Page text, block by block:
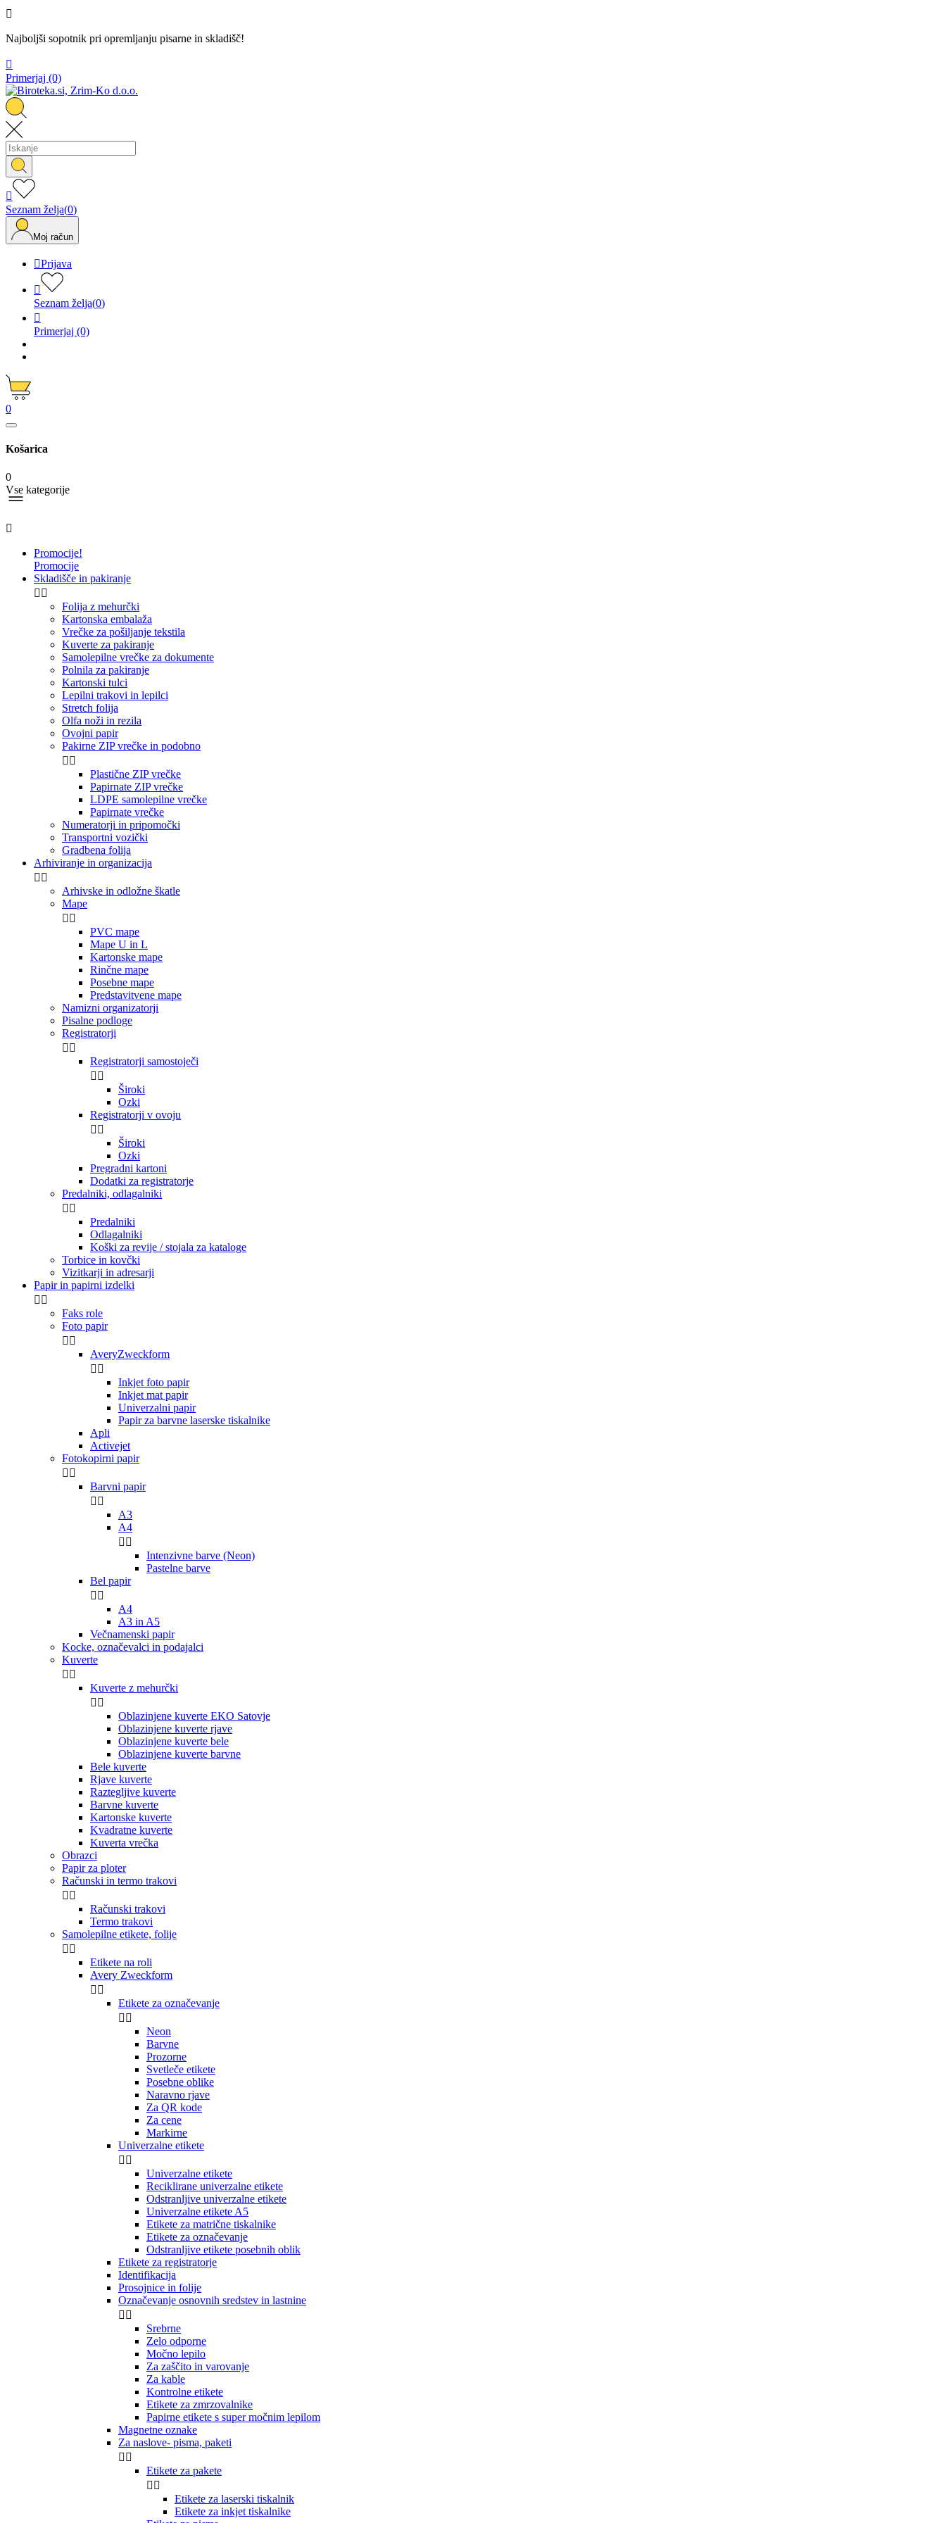

Najboljši sopotnik pri opremljanju pisarne in skladišč!

Primerjaj (0)

Seznam želja(0)
Moj račun
Prijava

Seznam želja(0)

Primerjaj (0)
0
Košarica
0
Vse kategorije

Promocije!
Promocije
Skladišče in pakiranje
 
Folija z mehurčki
Kartonska embalaža
Vrečke za pošiljanje tekstila
Kuverte za pakiranje
Samolepilne vrečke za dokumente
Polnila za pakiranje
Kartonski tulci
Lepilni trakovi in lepilci
Stretch folija
Olfa noži in rezila
Ovojni papir
Pakirne ZIP vrečke in podobno
 
Plastične ZIP vrečke
Papirnate ZIP vrečke
LDPE samolepilne vrečke
Papirnate vrečke
Numeratorji in pripomočki
Transportni vozički
Gradbena folija
Arhiviranje in organizacija
 
Arhivske in odložne škatle
Mape
 
PVC mape
Mape U in L
Kartonske mape
Rinčne mape
Posebne mape
Predstavitvene mape
Namizni organizatorji
Pisalne podloge
Registratorji
 
Registratorji samostoječi
 
Široki
Ozki
Registratorji v ovoju
 
Široki
Ozki
Pregradni kartoni
Dodatki za registratorje
Predalniki, odlagalniki
 
Predalniki
Odlagalniki
Koški za revije / stojala za kataloge
Torbice in kovčki
Vizitkarji in adresarji
Papir in papirni izdelki
 
Faks role
Foto papir
 
AveryZweckform
 
Inkjet foto papir
Inkjet mat papir
Univerzalni papir
Papir za barvne laserske tiskalnike
Apli
Activejet
Fotokopirni papir
 
Barvni papir
 
A3
A4
 
Intenzivne barve (Neon)
Pastelne barve
Bel papir
 
A4
A3 in A5
Večnamenski papir
Kocke, označevalci in podajalci
Kuverte
 
Kuverte z mehurčki
 
Oblazinjene kuverte EKO Satovje
Oblazinjene kuverte rjave
Oblazinjene kuverte bele
Oblazinjene kuverte barvne
Bele kuverte
Rjave kuverte
Raztegljive kuverte
Barvne kuverte
Kartonske kuverte
Kvadratne kuverte
Kuverta vrečka
Obrazci
Papir za ploter
Računski in termo trakovi
 
Računski trakovi
Termo trakovi
Samolepilne etikete, folije
 
Etikete na roli
Avery Zweckform
 
Etikete za označevanje
 
Neon
Barvne
Prozorne
Svetleče etikete
Posebne oblike
Naravno rjave
Za QR kode
Za cene
Markirne
Univerzalne etikete
 
Univerzalne etikete
Reciklirane univerzalne etikete
Odstranljive univerzalne etikete
Univerzalne etikete A5
Etikete za matrične tiskalnike
Etikete za označevanje
Odstranljive etikete posebnih oblik
Etikete za registratorje
Identifikacija
Prosojnice in folije
Označevanje osnovnih sredstev in lastnine
 
Srebrne
Zelo odporne
Močno lepilo
Za zaščito in varovanje
Za kable
Kontrolne etikete
Etikete za zmrzovalnike
Papirne etikete s super močnim lepilom
Magnetne oznake
Za naslove- pisma, paketi
 
Etikete za pakete
 
Etikete za laserski tiskalnik
Etikete za inkjet tiskalnike
10% popusta